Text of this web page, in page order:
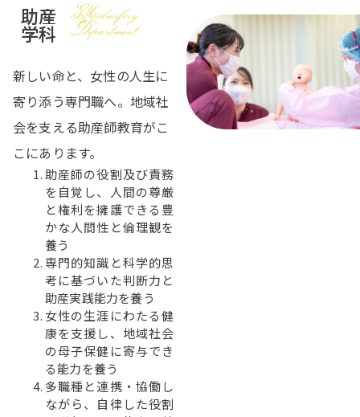
助産
学科
Midwifery
Department
新しい命と、女性の人生に
寄り添う専門職へ。地域社
会を支える助産師教育がこ
こにあります。
助産師の役割及び責務
を自覚し、人間の尊厳
と権利を擁護できる豊
かな人間性と倫理観を
養う
専門的知識と科学的思
考に基づいた判断力と
助産実践能力を養う
女性の生涯にわたる健
康を支援し、地域社会
の母子保健に寄与でき
る能力を養う
多職種と連携・協働し
ながら、自律した役割